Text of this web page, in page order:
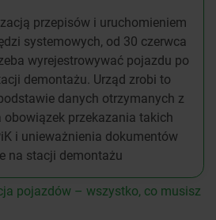
przepisów i uruchomieniem
systemowych, od 30 czerwca
wyrejestrowywać pojazdu po
demontażu. Urząd zrobi to
danych otrzymanych z
obowiązek przekazania takich
i unieważnienia dokumentów
na stacji demontażu
pojazdów – wszystko, co musisz